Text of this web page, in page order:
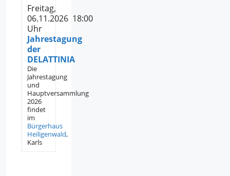
Freitag,
06.11.2026 18:00
Uhr
Jahrestagung
der
DELATTINIA
Die
Jahrestagung
und
Hauptversammlung
2026
findet
im
Bürgerhaus
Heiligenwald,
Karls